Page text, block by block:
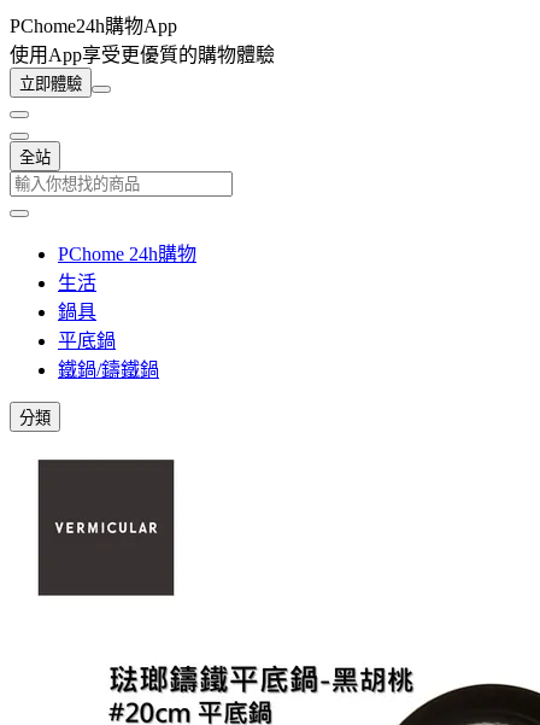
PChome24h購物App
使用App享受更優質的購物體驗
立即體驗
全站
PChome 24h購物
生活
鍋具
平底鍋
鐵鍋/鑄鐵鍋
分類